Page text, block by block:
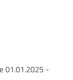
01.01.2025 -